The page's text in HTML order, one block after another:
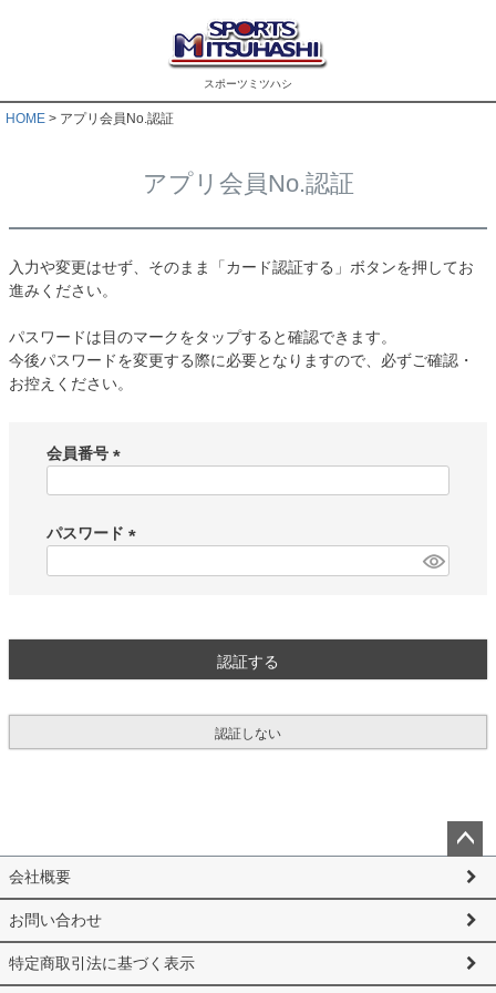
スポーツミツハシ
HOME アプリ会員No.認証
アプリ会員No.認証
入力や変更はせず、そのまま「カード認証する」ボタンを押してお
進みください。
パスワードは目のマークをタップすると確認できます。
今後パスワードを変更する際に必要となりますので、必ずご確認・
お控えください。
会員番号
須
)
パスワード
認証する
認証しない
ペー
ップ
へ
会社概要
お問い合わせ
特定商取引法に基づく表示